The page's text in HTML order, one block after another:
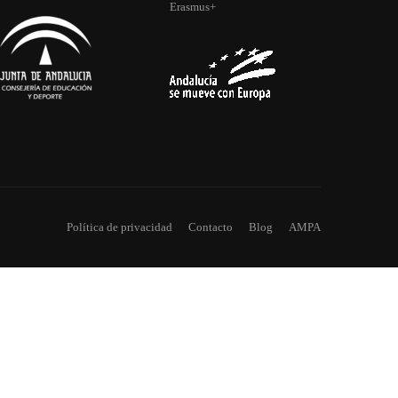
Erasmus+
Política de privacidad Contacto Blog AMPA